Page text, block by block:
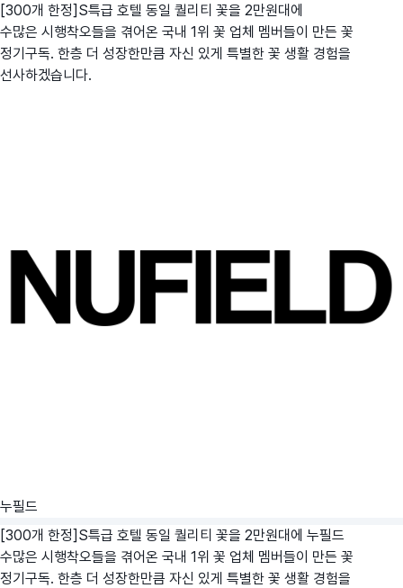
[300개 한정]S특급 호텔 동일 퀄리티 꽃을 2만원대에
수많은 시행착오들을 겪어온 국내 1위 꽃 업체 멤버들이 만든 꽃
정기구독. 한층 더 성장한만큼 자신 있게 특별한 꽃 생활 경험을
선사하겠습니다.
누필드
[300개 한정]S특급 호텔 동일 퀄리티 꽃을 2만원대에 누필드
수많은 시행착오들을 겪어온 국내 1위 꽃 업체 멤버들이 만든 꽃
정기구독. 한층 더 성장한만큼 자신 있게 특별한 꽃 생활 경험을